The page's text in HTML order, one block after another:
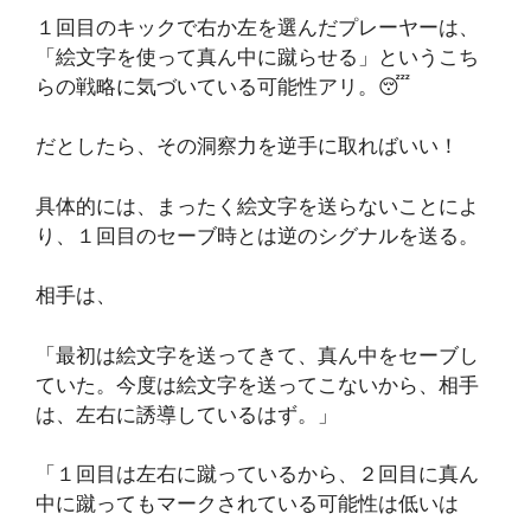
１回目のキックで右か左を選んだプレーヤーは、
「絵文字を使って真ん中に蹴らせる」というこち
らの戦略に気づいている可能性アリ。😴
だとしたら、その洞察力を逆手に取ればいい！
具体的には、まったく絵文字を送らないことによ
り、１回目のセーブ時とは逆のシグナルを送る。
相手は、
「最初は絵文字を送ってきて、真ん中をセーブし
ていた。今度は絵文字を送ってこないから、相手
は、左右に誘導しているはず。」
「１回目は左右に蹴っているから、２回目に真ん
中に蹴ってもマークされている可能性は低いは